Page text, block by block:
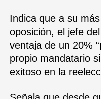
Indica que a su
oposición, el jefe
ventaja de un 20%
propio mandatario
exitoso en la